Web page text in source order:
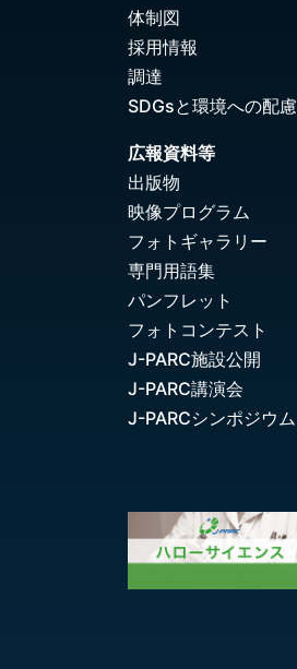
体制図
採用情報
調達
SDGsと環境への配慮
広報資料等
出版物
映像プログラム
フォトギャラリー
専門用語集
パンフレット
フォトコンテスト
J-PARC施設公開
J-PARC講演会
J-PARCシンポジウム